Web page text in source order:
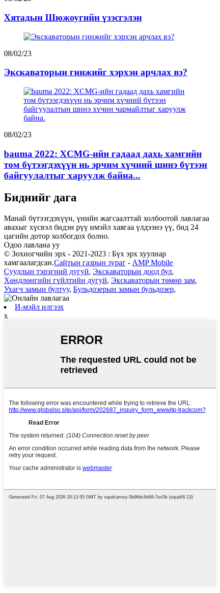
Хятадын Шюжоугийн үзэсгэлэн
08/02/23
Экскаваторын гинжийг хэрхэн арчлах вэ?
08/02/23
bauma 2022: XCMG-ийн гадаад дахь хамгийн
том бүтээгдэхүүн нь эрчим хүчний шинэ бүтээн
байгуулалтыг харуулж байна...
Биднийг дага
Манай бүтээгдэхүүн, үнийн жагсаалттай холбоотой лавлагаа
авахыг хүсвэл бидэн рүү имэйл хаягаа үлдээнэ үү, бид 24
цагийн дотор холбогдох болно.
Одоо лавлана уу
© Зохиогчийн эрх - 2021-2023 : Бүх эрх хуулиар
хамгаалагдсан.Сайтын газрын зураг - AMP Mobile
Суудлын тэрэгний дугуй, Экскаваторын доод бул,
Хөндлөнгийн гүйлтийн дугуй, Экскаваторын төмөр зам,
Ухагч замын бултуу, Бульдозерын замын бульдозер,
И-мэйл илгээх
x